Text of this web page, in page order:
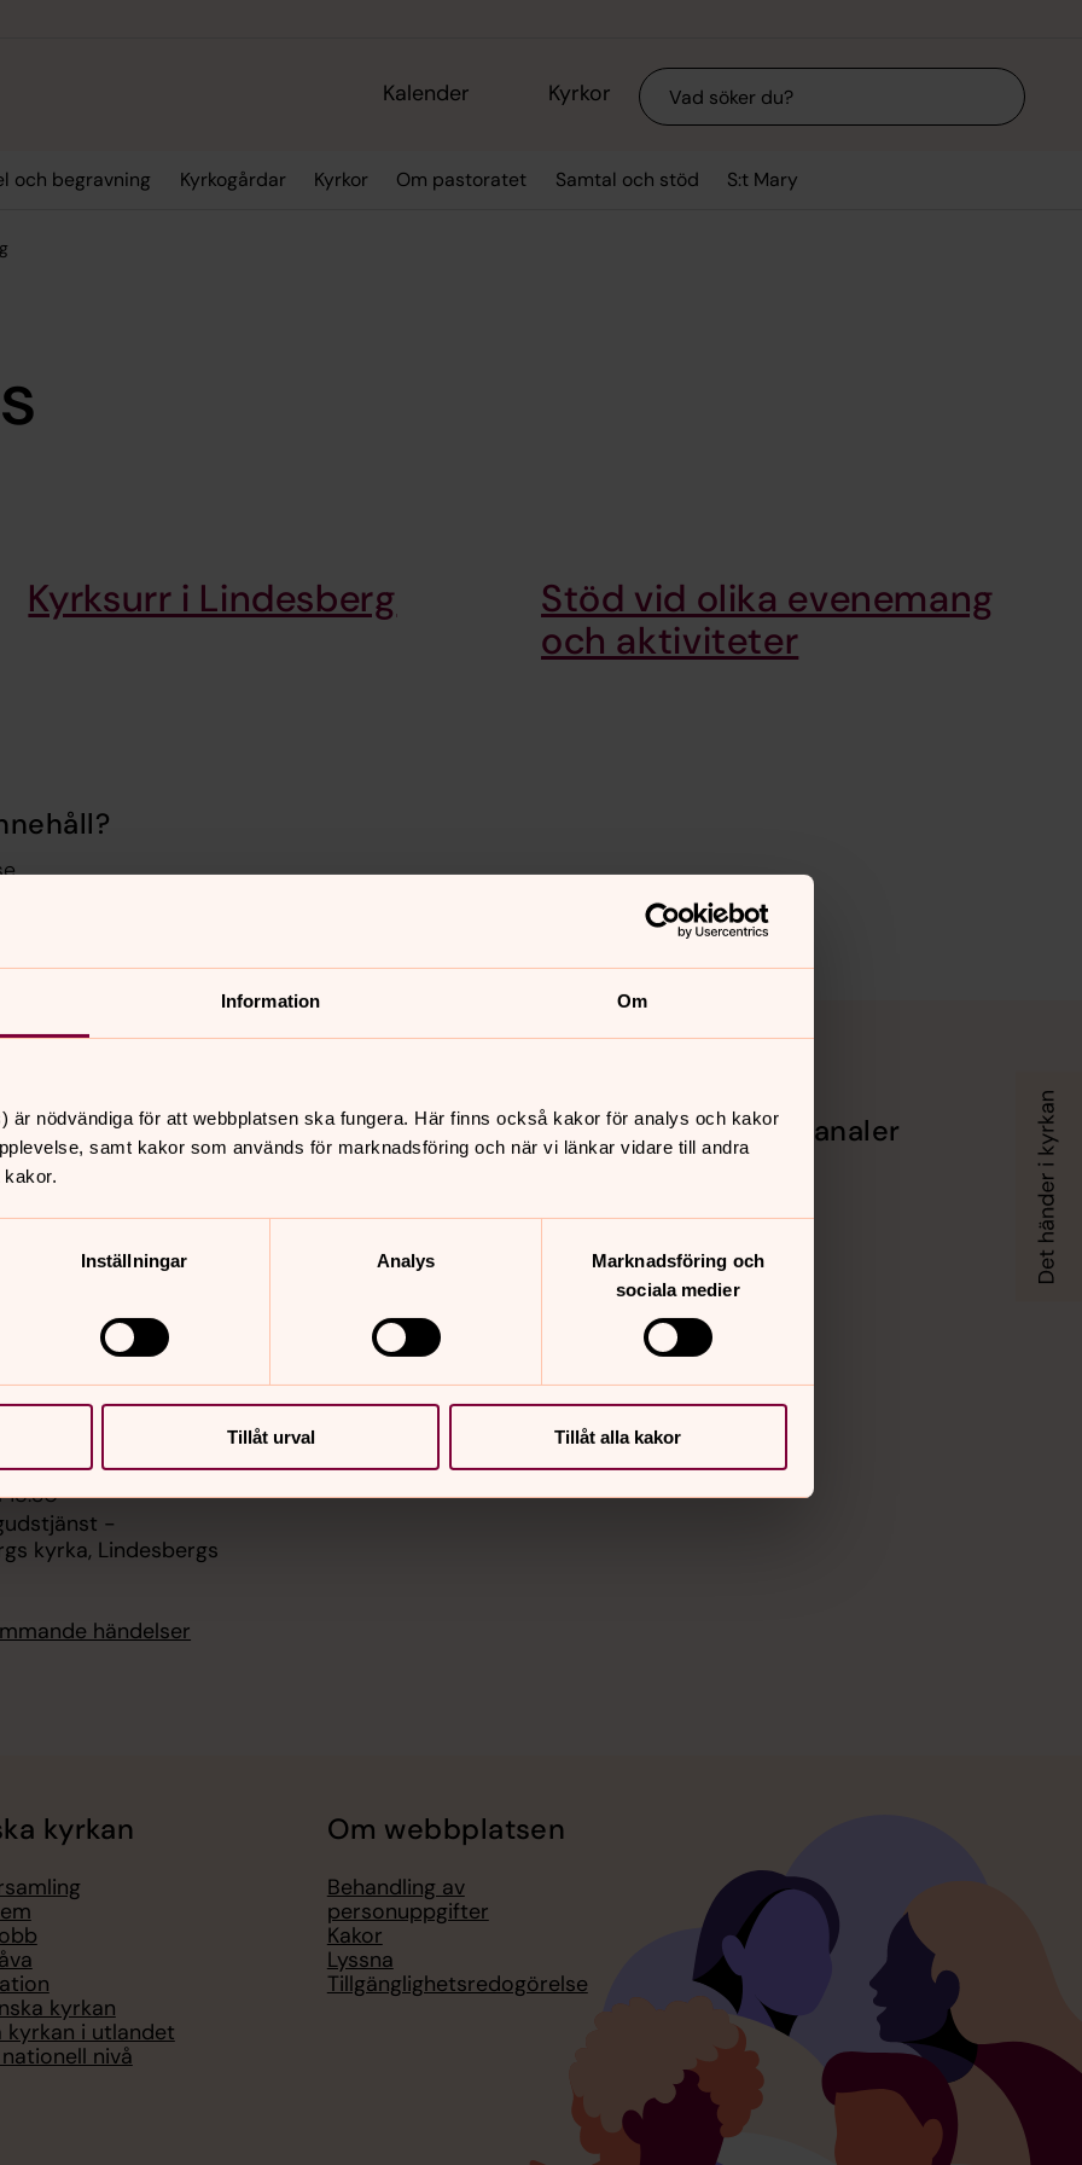
Information Om
är nödvändiga för att webbplatsen ska fungera. Här finns också kakor för analys och kakor
samt kakor som används för marknadsföring och när vi länkar vidare till andra
Inställningar Analys
Marknadsföring och
sociala medier
Tillåt urval Tillåt alla kakor
Kalender Kyrkor Sök
och begravning Kyrkogårdar Kyrkor Om pastoratet Samtal och stöd S:t Mary
Kyrksurr i Lindesberg
Stöd vid olika evenemang
och aktiviteter
kyrka,
Lindesbergs kyrka,
17.00
18.30
-
kyrka, Lindesbergs
händelser
Hitta snabbt
lasarett
Vill du hjälpa till?
Sidkarta
Sociala kanaler
Youtube
Vimeo
kyrkan
kyrkan
kyrkan i utlandet
nivå
Om webbplatsen
Behandling av
personuppgifter
Kakor
Lyssna
Tillgänglighetsredogörelse